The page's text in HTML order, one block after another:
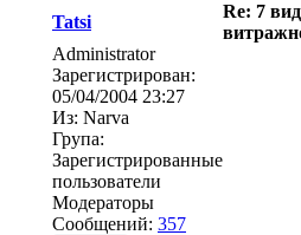
Tatsi
Re: 7
Administrator
Зарегистрирован:
05/04/2004 23:27
Из: Narva
Група:
Зарегистрированные
пользователи
Модераторы
Сообщений: 357